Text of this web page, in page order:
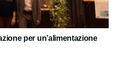
per un’alimentazione